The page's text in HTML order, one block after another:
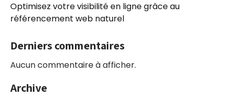
Optimisez votre visibilité en ligne grâce au
référencement web naturel
Derniers commentaires
Aucun commentaire à afficher.
Archive